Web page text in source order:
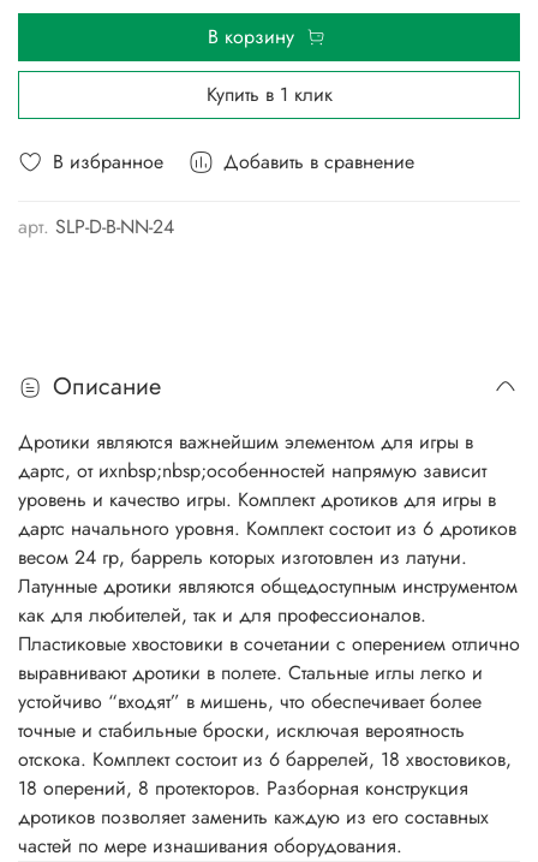
В избранное Добавить в сравнение
арт. SLP-D-B-NN-24
В корзину
Купить в 1 клик
Описание
Дротики являются важнейшим элементом для игры в
дартс, от ихnbsp;nbsp;особенностей напрямую зависит
уровень и качество игры. Комплект дротиков для игры в
дартс начального уровня. Комплект состоит из 6 дротиков
весом 24 гр, баррель которых изготовлен из латуни.
Латунные дротики являются общедоступным инструментом
как для любителей, так и для профессионалов.
Пластиковые хвостовики в сочетании с оперением отлично
выравнивают дротики в полете. Стальные иглы легко и
устойчиво “входят” в мишень, что обеспечивает более
точные и стабильные броски, исключая вероятность
отскока. Комплект состоит из 6 баррелей, 18 хвостовиков,
18 оперений, 8 протекторов. Разборная конструкция
дротиков позволяет заменить каждую из его составных
частей по мере изнашивания оборудования.